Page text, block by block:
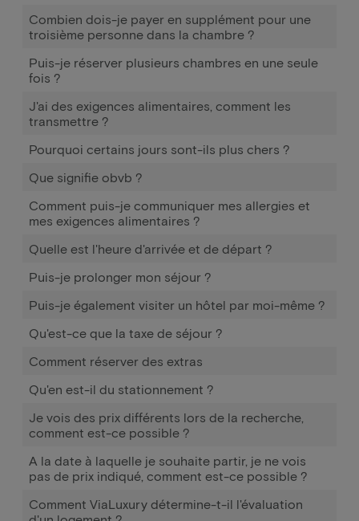
Combien dois-je payer en supplément pour une
troisième personne dans la chambre ?
Puis-je réserver plusieurs chambres en une seule
fois ?
J'ai des exigences alimentaires, comment les
transmettre ?
Pourquoi certains jours sont-ils plus chers ?
Que signifie obvb ?
Comment puis-je communiquer mes allergies et
mes exigences alimentaires ?
Quelle est l'heure d'arrivée et de départ ?
Puis-je prolonger mon séjour ?
Puis-je également visiter un hôtel par moi-même ?
Qu'est-ce que la taxe de séjour ?
Comment réserver des extras
Qu'en est-il du stationnement ?
Je vois des prix différents lors de la recherche,
comment est-ce possible ?
A la date à laquelle je souhaite partir, je ne vois
pas de prix indiqué, comment est-ce possible ?
Comment ViaLuxury détermine-t-il l'évaluation